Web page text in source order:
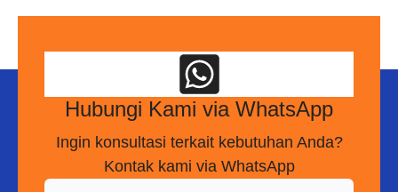
Hubungi Kami via WhatsApp
Ingin konsultasi terkait kebutuhan Anda?
Kontak kami via WhatsApp